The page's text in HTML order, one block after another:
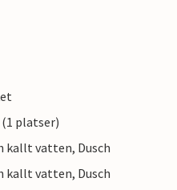
platser)
kallt vatten, Dusch
kallt vatten, Dusch